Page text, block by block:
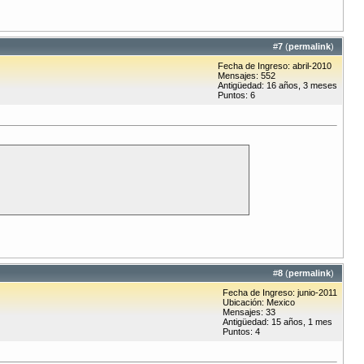
#7 (permalink)
Fecha de Ingreso: abril-2010
Mensajes: 552
Antigüedad: 16 años, 3 meses
Puntos: 6
#8 (permalink)
Fecha de Ingreso: junio-2011
Ubicación: Mexico
Mensajes: 33
Antigüedad: 15 años, 1 mes
Puntos: 4